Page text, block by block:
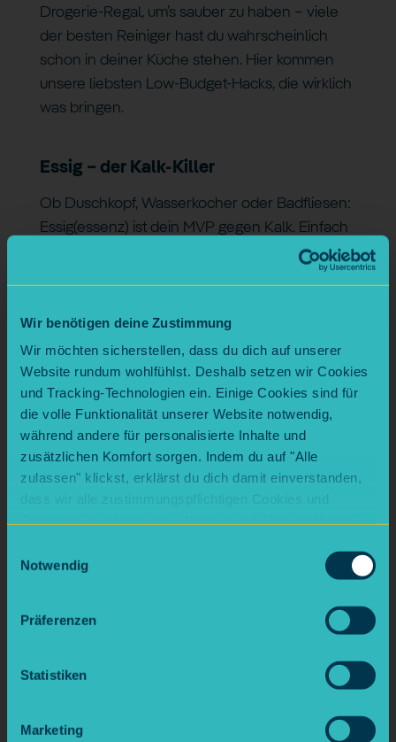
Wir benötigen deine Zustimmung
Wir möchten sicherstellen, dass du dich auf unserer
Website rundum wohlfühlst. Deshalb setzen wir Cookies
und Tracking-Technologien ein. Einige Cookies sind für
die volle Funktionalität unserer Website notwendig,
während andere für personalisierte Inhalte und
zusätzlichen Komfort sorgen. Indem du auf "Alle
zulassen" klickst, erklärst du dich damit einverstanden,
dass wir alle zustimmungspflichtigen Cookies und
Natürlich kannst du deine Entscheidung jederzeit
Notwendig
Präferenzen
Statistiken
Marketing
Drogerie-Regal, um’s sauber zu haben – viele
der besten Reiniger hast du wahrscheinlich
schon in deiner Küche stehen. Hier kommen
unsere liebsten Low-Budget-Hacks, die wirklich
was bringen.
Essig – der Kalk-Killer
Ob Duschkopf, Wasserkocher oder Badfliesen:
Essig(essenz) ist dein MVP gegen Kalk. Einfach
mit Wasser verdünnen (z. B. 1:3) und loswischen
Extra-Hack: Wasserkocher mit Essigwasser
fertig!
Natron – gegen Gerüche & Dreck
Natron (Backpulver) ist der Allrounder
schlechthin:
Kühlschrank stinkt? Offene Schale Natron
Verstopfter Abfluss? Natron + Essig +
Angebrannte Töpfe? Mit Wasser & Natron